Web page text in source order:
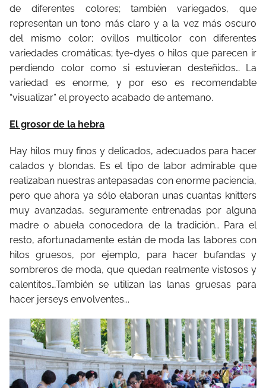
de diferentes colores; también variegados, que
representan un tono más claro y a la vez más oscuro
del mismo color; ovillos multicolor con diferentes
variedades cromáticas; tye-dyes o hilos que parecen ir
perdiendo color como si estuvieran desteñidos… La
variedad es enorme, y por eso es recomendable
“visualizar” el proyecto acabado de antemano.
El grosor de la hebra
Hay hilos muy finos y delicados, adecuados para hacer
calados y blondas. Es el tipo de labor admirable que
realizaban nuestras antepasadas con enorme paciencia,
pero que ahora ya sólo elaboran unas cuantas knitters
muy avanzadas, seguramente entrenadas por alguna
madre o abuela conocedora de la tradición… Para el
resto, afortunadamente están de moda las labores con
hilos gruesos, por ejemplo, para hacer bufandas y
sombreros de moda, que quedan realmente vistosos y
calentitos…También se utilizan las lanas gruesas para
hacer jerseys envolventes...